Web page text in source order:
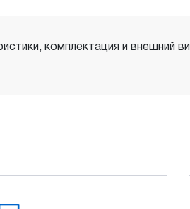
комплектация и внешний